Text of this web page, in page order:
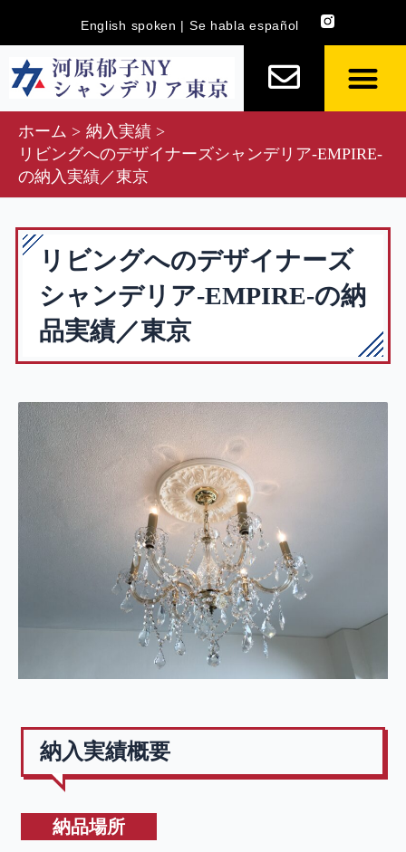
を
English spoken | Se habla español
ホーム
納入実績
リビングへのデザイナーズシャンデリア-EMPIRE-
の納入実績／東京
リビングへのデザイナーズ
シャンデリア-EMPIRE-の納
品実績／東京
納入実績概要
納品場所